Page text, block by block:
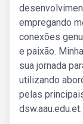
empregando
conexões
e paixão.
sua jornada
utilizando
pelas
dsw.aau.edu.et.